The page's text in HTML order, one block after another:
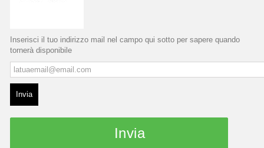
Inserisci il tuo indirizzo mail nel campo qui sotto per sapere quando
tornerà disponibile
Invia
Invia